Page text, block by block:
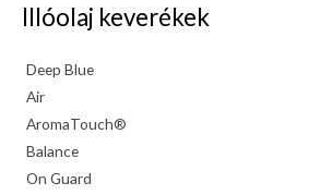
Illóolaj keverékek
Deep Blue
Air
AromaTouch®
Balance
On Guard